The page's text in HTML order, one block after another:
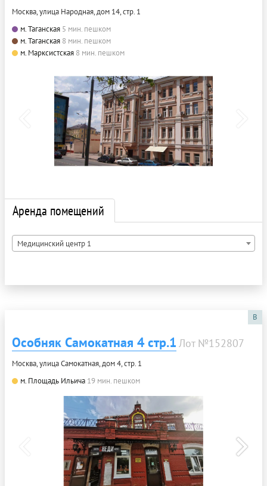
Москва, улица Народная, дом 14, стр. 1
м. Таганская 5 мин. пешком
м. Таганская 8 мин. пешком
м. Марксистская 8 мин. пешком
Аренда помещений
Медицинский центр 1
B
Особняк Самокатная 4 стр.1 Лот №152807
Москва, улица Самокатная, дом 4, стр. 1
м. Площадь Ильича 19 мин. пешком